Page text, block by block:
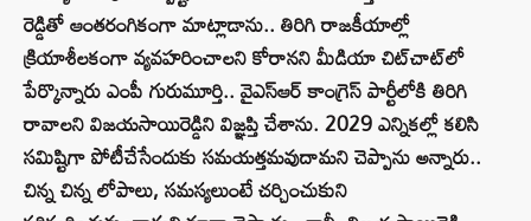
రెడ్డితో ఆంతరంగికంగా మాట్లాడాను.. తిరిగి రాజకీయాల్లో
క్రియాశీలకంగా వ్యవహరించాలని కోరానని మీడియా చిట్‌చాట్‌లో
పేర్కొన్నారు ఎంపీ గురుమూర్తి.. వైఎస్ఆర్ కాంగ్రెస్ పార్టీలోకి తిరిగి
రావాలని విజయసాయిరెడ్డిని విజ్ఞప్తి చేశాను. 2029 ఎన్నికల్లో కలిసి
సమిష్టిగా పోటీచేసేందుకు సమయత్తమవుదామని చెప్పాను అన్నారు..
చిన్న చిన్న లోపాలు, సమస్యలుంటే చర్చించుకుని